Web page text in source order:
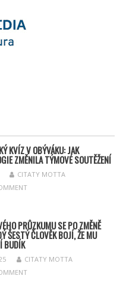
KVÍZ V OBÝVÁKU: JAK
ZMĚNILA TÝMOVÉ SOUTĚŽENÍ
CITATY MOTTA
PRŮZKUMU SE PO ZMĚNĚ
ŠESTÝ ČLOVĚK BOJÍ, ŽE MU
BUDÍK
CITATY MOTTA